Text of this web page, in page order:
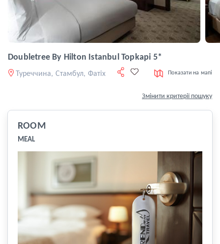
Doubletree By Hilton Istanbul Topkapi 5*
Туреччина, Стамбул, Фатіх Показати на мапі
Змінити критерії пошуку
ROOM
MEAL